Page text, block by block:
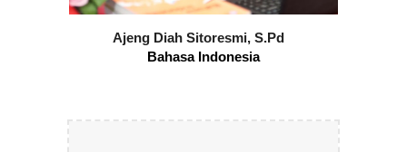
Ajeng Diah Sitoresmi, S.Pd
Bahasa Indonesia